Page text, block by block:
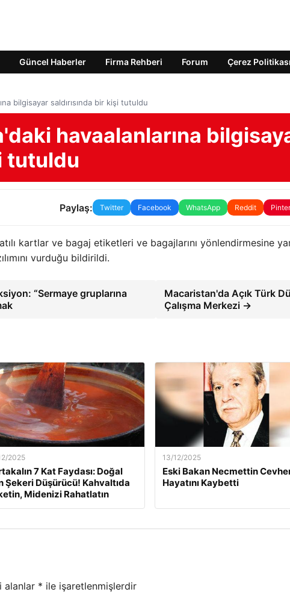
Güncel Haberler Firma Rehberi Forum Çerez Politikası
bilgisayar saldırısında bir kişi tutuldu
havaalanlarına
tutuldu
Paylaş: Twitter Facebook WhatsApp Reddit
kartlar ve bagaj etiketleri ve bagajlarını yönlendirmesine
vurduğu bildirildi.
“Sermaye gruplarına
Macaristan'da Açık Türk
Çalışma Merkezi →
2025
7 Kat Faydası: Doğal
Şekeri Düşürücü! Kahvaltıda
Midenizi Rahatlatın
13/12/2025
Eski Bakan Necmettin
Hayatını Kaybetti
alanlar * ile işaretlenmişlerdir